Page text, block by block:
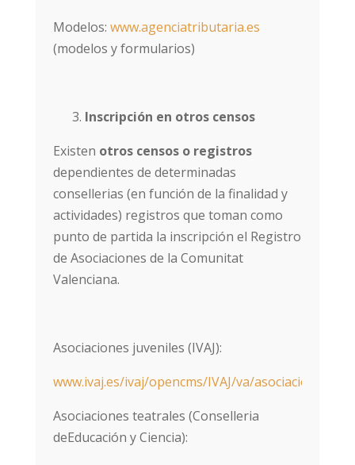
Modelos:www.agenciatributaria.es
(modelos y formularios)
Inscripción en otros censos
Existen otros censos o registros
dependientes de determinadas
consellerias (en función de la finalidad y
actividades) registros que toman como
punto de partida la inscripción el Registro
de Asociaciones de la Comunitat
Valenciana.
Asociaciones juveniles (IVAJ):
www.ivaj.es/ivaj/opencms/IVAJ/va/
Asociaciones teatrales (Conselleria
deEducación y Ciencia):